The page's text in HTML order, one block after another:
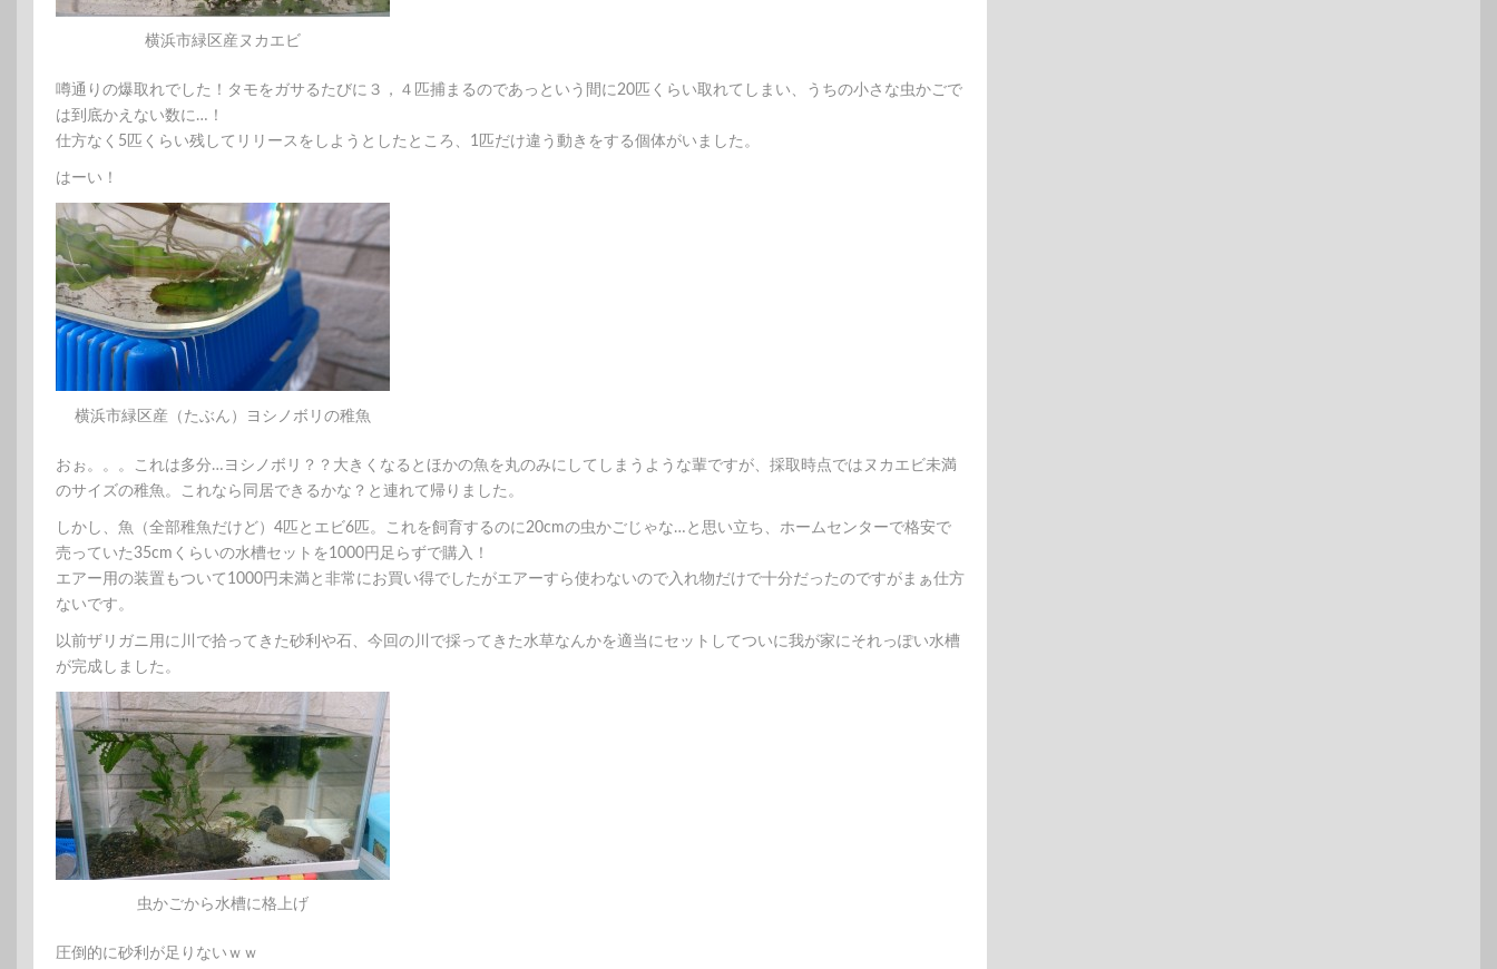
横浜市緑区産ヌカエビ
噂通りの爆取れでした！タモをガサるたびに３，４匹捕まるのであっという間に20匹くらい取れてしまい、うちの小さな虫かごで
は到底かえない数に…！
仕方なく5匹くらい残してリリースをしようとしたところ、1匹だけ違う動きをする個体がいました。
はーい！
横浜市緑区産（たぶん）ヨシノボリの稚魚
おぉ。。。これは多分…ヨシノボリ？？大きくなるとほかの魚を丸のみにしてしまうような輩ですが、採取時点ではヌカエビ未満
のサイズの稚魚。これなら同居できるかな？と連れて帰りました。
しかし、魚（全部稚魚だけど）4匹とエビ6匹。これを飼育するのに20cmの虫かごじゃな…と思い立ち、ホームセンターで格安で
売っていた35cmくらいの水槽セットを1000円足らずで購入！
エアー用の装置もついて1000円未満と非常にお買い得でしたがエアーすら使わないので入れ物だけで十分だったのですがまぁ仕方
ないです。
以前ザリガニ用に川で拾ってきた砂利や石、今回の川で採ってきた水草なんかを適当にセットしてついに我が家にそれっぽい水槽
が完成しました。
虫かごから水槽に格上げ
圧倒的に砂利が足りないｗｗ